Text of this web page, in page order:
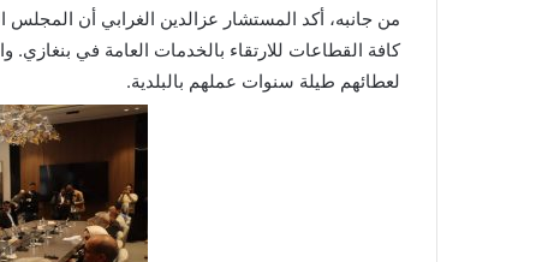
من جانبه، أكد المستشار عزالدين الغرابي أن
كافة القطاعات للارتقاء بالخدمات العامة في
لعطائهم طيلة سنوات عملهم بالبلدية.